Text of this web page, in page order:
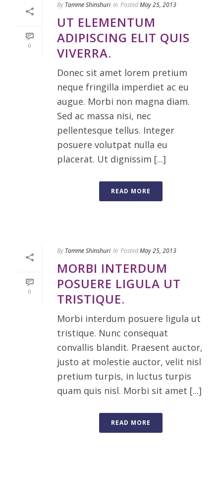
0
By Tamme Shinshuri In PostedMay 25, 2013
UT ELEMENTUM
ADIPISCING ELIT QUIS
VIVERRA.
Donec sit amet lorem pretium
neque fringilla imperdiet ac eu
augue. Morbi non magna diam.
Sed ac massa nisi, nec
pellentesque tellus. Integer
posuere volutpat nulla eu
placerat. Ut dignissim [...]
READ MORE
0
By Tamme Shinshuri In PostedMay 25, 2013
MORBI INTERDUM
POSUERE LIGULA UT
TRISTIQUE.
Morbi interdum posuere ligula ut
tristique. Nunc consequat
convallis blandit. Praesent auctor,
justo at molestie auctor, velit nisl
pretium turpis, in luctus turpis
quam quis nisl. Morbi sit amet [...]
READ MORE